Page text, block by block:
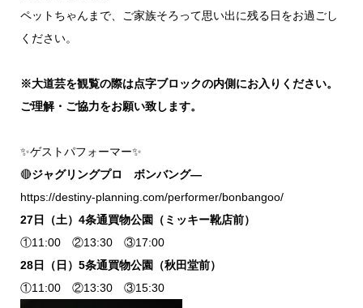
ペットちゃんまで、ご家族そろって思い出に残る日をお過ごし
ください。
※大道芸を観覧の際は点字ブロックの内側にお入りください。
ご理解・ご協力をお願い致します。
✨ゲストパフォーマー✨
🔴ジャグリングプロ ボンバング―
https://destiny-planning.com/performer/bonbangoo/
27日（土）4条通買物公園（ミッキー靴店前）
①11:00 ②13:30 ③17:00
28日（日）5条通買物公園（秋田堂前）
①11:00 ②13:30 ③15:30